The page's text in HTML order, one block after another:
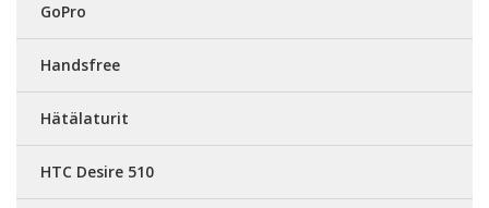
GoPro
Handsfree
Hätälaturit
HTC Desire 510